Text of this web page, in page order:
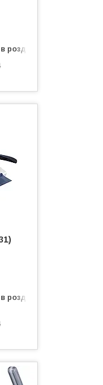
роздріб
роздріб